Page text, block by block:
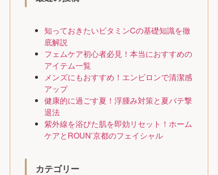
知っておきたいビタミンCの基礎知識を徹
底解説
フェムケア初心者必見！本当におすすめの
アイテム一覧
メンズにもおすすめ！エンビロンで清潔感
アップ
健康的に過ごす夏！浮腫み対策と夏バテ撃
退法
紫外線を浴びた肌を即効リセット！ホーム
ケアとROUN’京都のフェイシャル
カテゴリー